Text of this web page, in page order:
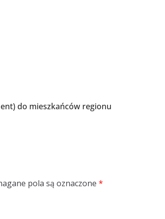
do mieszkańców regionu
pola są oznaczone *